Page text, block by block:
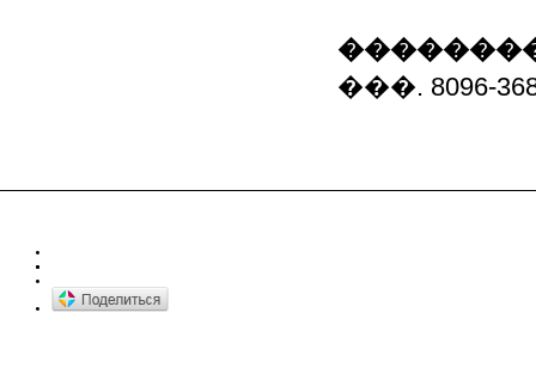
���. 8096-